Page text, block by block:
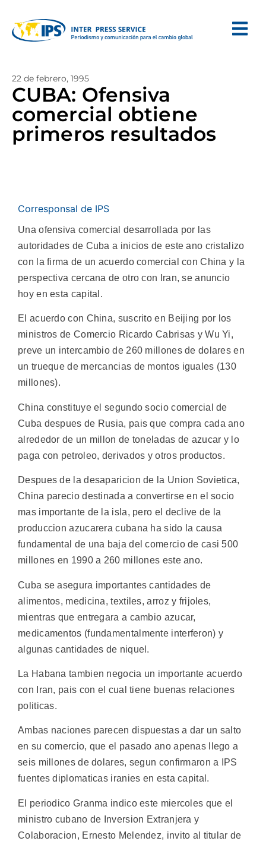
22 de febrero, 1995
CUBA: Ofensiva
comercial obtiene
primeros resultados
Corresponsal de IPS
Una ofensiva comercial desarrollada por las
autoridades de Cuba a inicios de este ano cristalizo
con la firma de un acuerdo comercial con China y la
perspectiva cercana de otro con Iran, se anuncio
hoy en esta capital.
El acuerdo con China, suscrito en Beijing por los
ministros de Comercio Ricardo Cabrisas y Wu Yi,
preve un intercambio de 260 millones de dolares en
un trueque de mercancias de montos iguales (130
millones).
China constituye el segundo socio comercial de
Cuba despues de Rusia, pais que compra cada ano
alrededor de un millon de toneladas de azucar y lo
paga con petroleo, derivados y otros productos.
Despues de la desaparicion de la Union Sovietica,
China parecio destinada a convertirse en el socio
mas importante de la isla, pero el declive de la
produccion azucarera cubana ha sido la causa
fundamental de una baja del comercio de casi 500
millones en 1990 a 260 millones este ano.
Cuba se asegura importantes cantidades de
alimentos, medicina, textiles, arroz y frijoles,
mientras que entregara a cambio azucar,
medicamentos (fundamentalmente interferon) y
algunas cantidades de niquel.
La Habana tambien negocia un importante acuerdo
con Iran, pais con el cual tiene buenas relaciones
politicas.
Ambas naciones parecen dispuestas a dar un salto
en su comercio, que el pasado ano apenas llego a
seis millones de dolares, segun confirmaron a IPS
fuentes diplomaticas iranies en esta capital.
El periodico Granma indico este miercoles que el
ministro cubano de Inversion Extranjera y
Colaboracion, Ernesto Melendez, invito al titular de